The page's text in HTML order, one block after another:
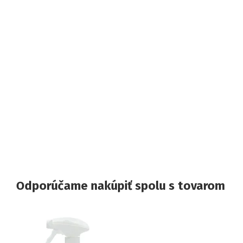
Odporúčame nakúpiť spolu s tovarom